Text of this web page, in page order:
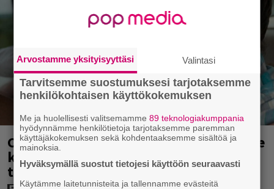
Clint Eastwood näytti Kevin Costnerille
kaapin paikan hyvin yksinkertaisella
toimenpiteellä
Arvostamme yksityisyyttäsi Valintasi
Tarvitsemme suostumuksesi tarjotaksemme
henkilökohtaisen käyttökokemuksen
Me ja huolellisesti valitsemamme89 teknologiakumppania
hyödynnämme henkilötietoja tarjotaksemme paremman
käyttäjäkokemuksen sekä kohdentaaksemme sisältöä ja
mainoksia.
Hyväksymällä suostut tietojesi käyttöön seuraavasti
Käytämme laitetunnisteita ja tallennamme evästeitä